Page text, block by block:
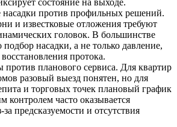
насадки против профильных решений.
и известковые отложения требуют
головок. В большинстве
насадки, а не только давление,
восстановления протока.
против планового сервиса. Для квартир
разовый выезд понятен, но для
и торговых точек плановый график
контролем часто оказывается
предсказуемости и отсутствия